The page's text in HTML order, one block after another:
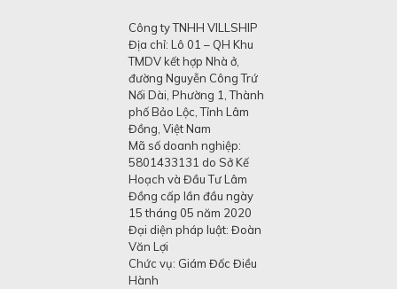
Công ty TNHH VILLSHIP
Địa chỉ: Lô 01 – QH Khu
TMDV kết hợp Nhà ở,
đường Nguyễn Công Trứ
Nối Dài, Phường 1, Thành
phố Bảo Lộc, Tỉnh Lâm
Đồng, Việt Nam
Mã số doanh nghiệp:
5801433131 do Sở Kế
Hoạch và Đầu Tư Lâm
Đồng cấp lần đầu ngày
15 tháng 05 năm 2020
Đại diện pháp luật: Đoàn
Văn Lợi
Chức vụ: Giám Đốc Điều
Hành